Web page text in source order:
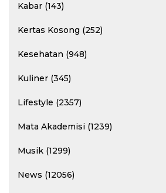
Kabar (143)
Kertas Kosong (252)
Kesehatan (948)
Kuliner (345)
Lifestyle (2357)
Mata Akademisi (1239)
Musik (1299)
News (12056)